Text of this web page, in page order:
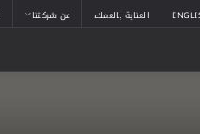
العناية بالعملاء عن شركتنا